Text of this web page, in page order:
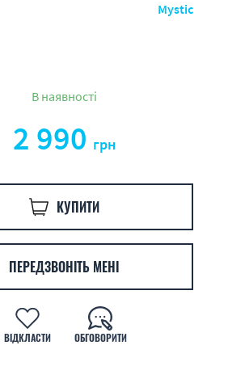
Mystic
В наявності
2 990 грн
КУПИТИ
ПЕРЕДЗВОНІТЬ МЕНІ
ВІДКЛАСТИ ОБГОВОРИТИ